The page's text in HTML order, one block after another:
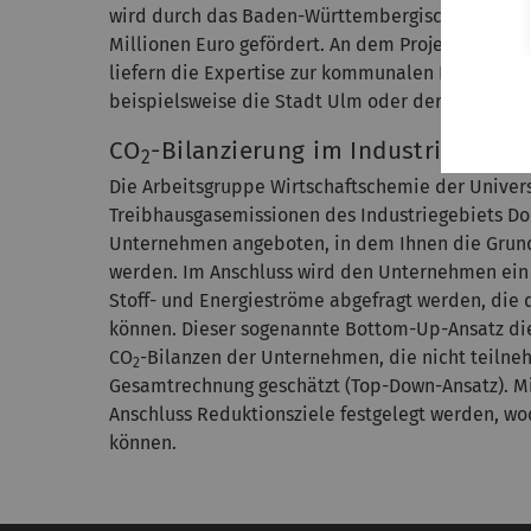
wird durch das Baden-Württembergische
Millionen Euro gefördert. An dem Projekt sind
liefern die Expertise zur kommunalen
beispielsweise die Stadt Ulm oder der Ulmer
CO2-Bilanzierung im Industriegebiet
Die Arbeitsgruppe Wirtschaftschemie der
Treibhausgasemissionen des Industriegebiets
Unternehmen angeboten, in dem Ihnen die
werden. Im Anschluss wird den Unternehmen
Stoff- und Energieströme abgefragt werden,
können. Dieser sogenannte Bottom-Up-Ansatz
CO2-Bilanzen der Unternehmen, die nicht
Gesamtrechnung geschätzt (Top-Down-
Anschluss Reduktionsziele festgelegt werden,
können.